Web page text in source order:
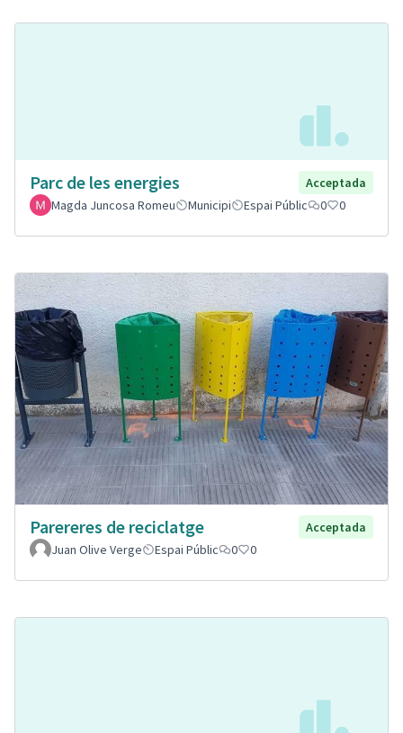
Parc de les energies
Acceptada
Magda Juncosa Romeu
Municipi Espai Públic 0 0
Parereres de reciclatge
Acceptada
Juan Olive Verge
Espai Públic 0 0